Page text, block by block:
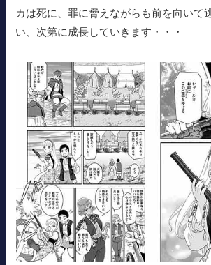
カは死に、罪に脅えながらも前を向いて
い、次第に成長していきます・・・